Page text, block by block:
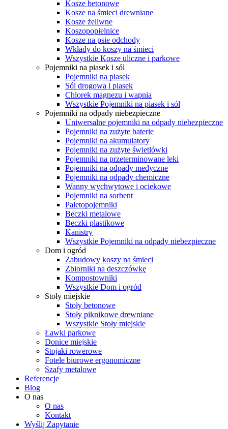
Kosze betonowe
Kosze na śmieci drewniane
Kosze żeliwne
Koszopopielnice
Kosze na psie odchody
Wkłady do koszy na śmieci
Wszystkie Kosze uliczne i parkowe
Pojemniki na piasek i sól
Pojemniki na piasek
Sól drogowa i piasek
Chlorek magnezu i wapnia
Wszystkie Pojemniki na piasek i sól
Pojemniki na odpady niebezpieczne
Uniwersalne pojemniki na odpady niebezpieczne
Pojemniki na zużyte baterie
Pojemniki na akumulatory
Pojemniki na zużyte świetlówki
Pojemniki na przeterminowane leki
Pojemniki na odpady medyczne
Pojemniki na odpady chemiczne
Wanny wychwytowe i ociekowe
Pojemniki na sorbent
Paletopojemniki
Beczki metalowe
Beczki plastikowe
Kanistry
Wszystkie Pojemniki na odpady niebezpieczne
Dom i ogród
Zabudowy koszy na śmieci
Zbiorniki na deszczówkę
Kompostowniki
Wszystkie Dom i ogród
Stoły miejskie
Stoły betonowe
Stoły piknikowe drewniane
Wszystkie Stoły miejskie
Ławki parkowe
Donice miejskie
Stojaki rowerowe
Fotele biurowe ergonomiczne
Szafy metalowe
Referencje
Blog
O nas
O nas
Kontakt
Wyślij Zapytanie